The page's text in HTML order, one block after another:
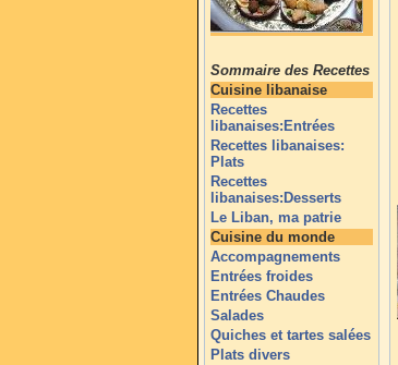
Sommaire des Recettes
Cuisine libanaise
Recettes
libanaises:Entrées
Recettes libanaises:
Plats
Recettes
libanaises:Desserts
Le Liban, ma patrie
Cuisine du monde
Accompagnements
Entrées froides
Entrées Chaudes
Salades
Quiches et tartes salées
Plats divers